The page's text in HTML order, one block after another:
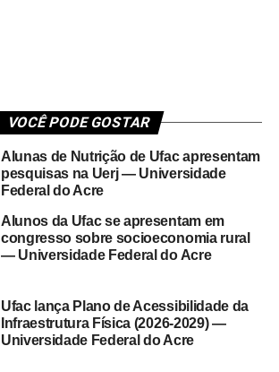
VOCÊ PODE GOSTAR
Alunas de Nutrição de Ufac apresentam
pesquisas na Uerj — Universidade
Federal do Acre
Alunos da Ufac se apresentam em
congresso sobre socioeconomia rural
— Universidade Federal do Acre
Ufac lança Plano de Acessibilidade da
Infraestrutura Física (2026-2029) —
Universidade Federal do Acre